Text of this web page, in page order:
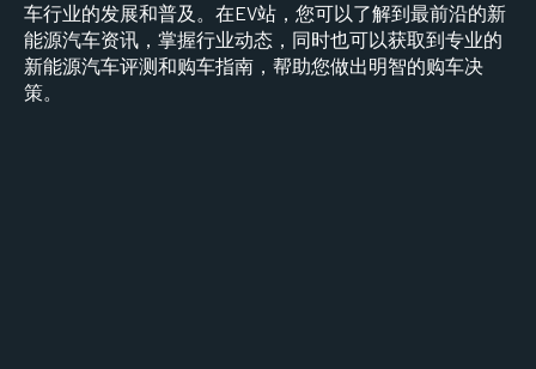
车行业的发展和普及。在EV站，您可以了解到最前沿的新
能源汽车资讯，掌握行业动态，同时也可以获取到专业的
新能源汽车评测和购车指南，帮助您做出明智的购车决
策。